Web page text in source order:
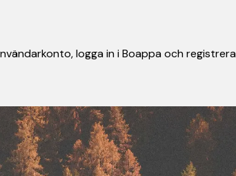
logga in i Boappa och registrera